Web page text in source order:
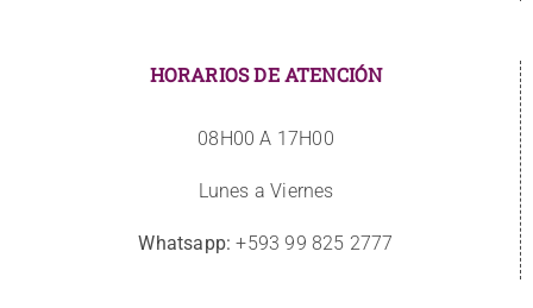
HORARIOS DE ATENCIÓN
08H00 A 17H00
Lunes a Viernes
Whatsapp: +593 99 825 2777